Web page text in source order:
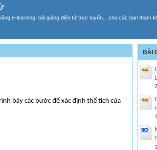
e-learning, bài giảng điện tử trực tuyến... cho các bạn tham
bày các bước để xác định thể tích của
BÀI